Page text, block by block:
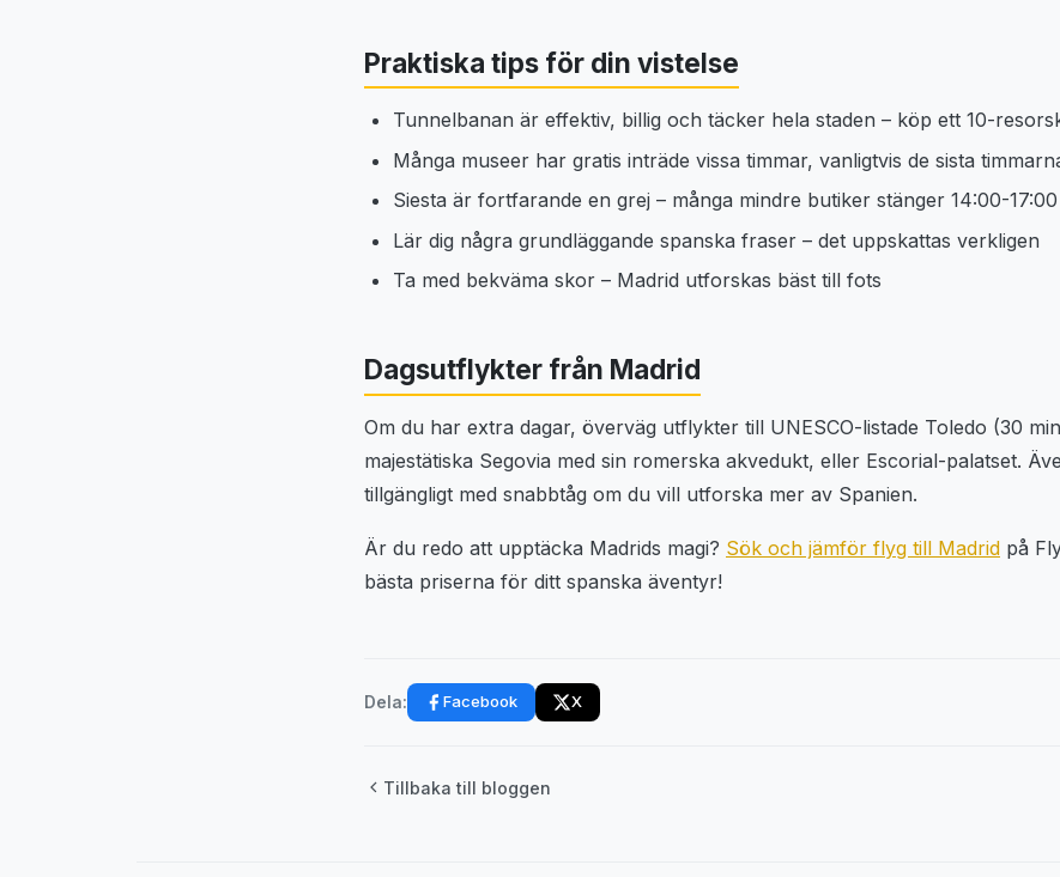
Praktiska tips för din vistelse
Tunnelbanan är effektiv, billig och täcker hela staden – köp ett 10-
Många museer har gratis inträde vissa timmar, vanligtvis de sista
Siesta är fortfarande en grej – många mindre butiker stänger 14:00-17:00
Lär dig några grundläggande spanska fraser – det uppskattas verkligen
Ta med bekväma skor – Madrid utforskas bäst till fots
Dagsutflykter från Madrid
Om du har extra dagar, överväg utflykter till UNESCO-listade Toledo (30
majestätiska Segovia med sin romerska akvedukt, eller Escorial-palatset.
tillgängligt med snabbtåg om du vill utforska mer av Spanien.
Är du redo att upptäcka Madrids magi? Sök och jämför flyg till Madrid på
bästa priserna för ditt spanska äventyr!
Dela: Facebook X
Tillbaka till bloggen